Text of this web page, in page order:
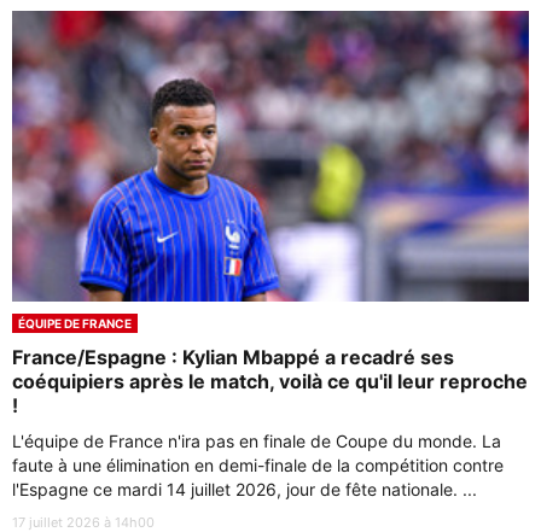
ÉQUIPE DE FRANCE
France/Espagne : Kylian Mbappé a recadré ses
coéquipiers après le match, voilà ce qu'il leur reproche
!
L'équipe de France n'ira pas en finale de Coupe du monde. La
faute à une élimination en demi-finale de la compétition contre
l'Espagne ce mardi 14 juillet 2026, jour de fête nationale. ...
17 juillet 2026 à 14h00